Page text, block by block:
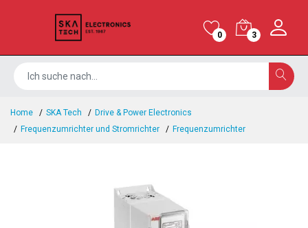
0 3
Home SKA Tech
Drive & Power Electronics
Frequenzumrichter und Stromrichter
Frequenzumrichter